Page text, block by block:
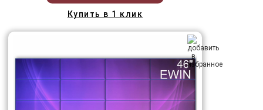
Купить в 1 клик